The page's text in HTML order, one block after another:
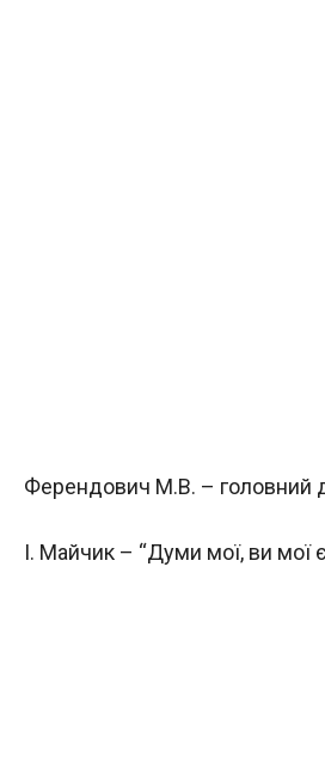
Ферендович М.В. – головний
І. Майчик – “Думи мої, ви мої